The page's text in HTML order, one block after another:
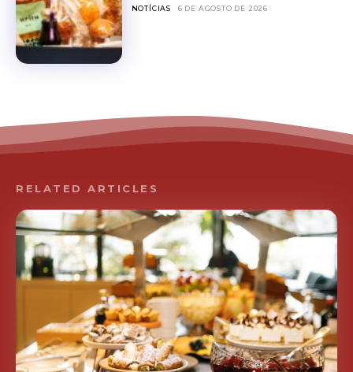
NOTÍCIAS 6 DE AGOSTO DE 2026
RELATED ARTICLES